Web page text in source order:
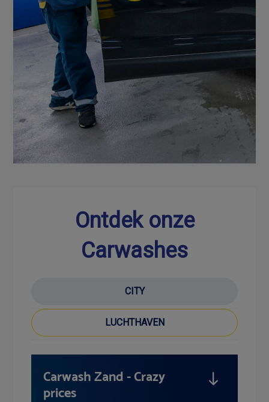
Ontdek onze
Carwashes
CITY
LUCHTHAVEN
Carwash Zand - Crazy
prices